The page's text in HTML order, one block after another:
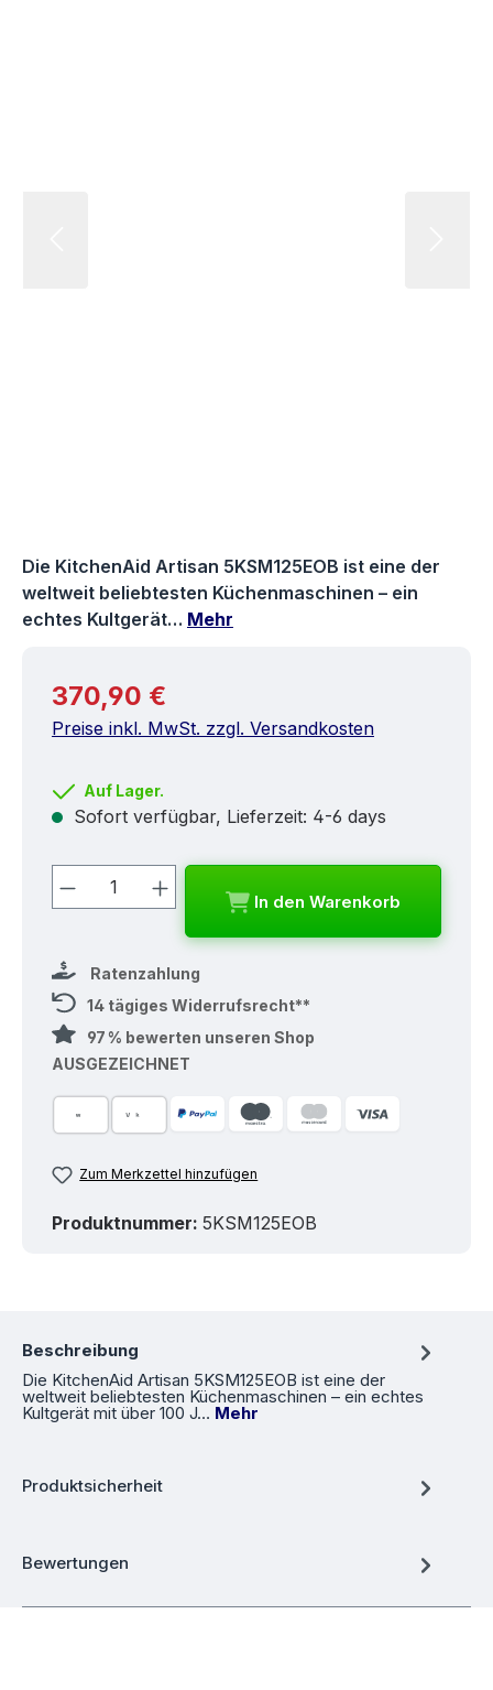
Die KitchenAid Artisan 5KSM125EOB ist eine der
weltweit beliebtesten Küchenmaschinen – ein
echtes Kultgerät… Mehr
Regulärer Preis:
370,90 €
Preise inkl. MwSt. zzgl. Versandkosten
Auf Lager.
Sofort verfügbar, Lieferzeit: 4-6 days
Produkt Anzahl: Gib den
In den Warenkorb
Ratenzahlung
14 tägiges Widerrufsrecht**
97 % bewerten unseren Shop
AUSGEZEICHNET
Zum Merkzettel hinzufügen
Produktnummer: 5KSM125EOB
Beschreibung
Die KitchenAid Artisan 5KSM125EOB ist eine der
weltweit beliebtesten Küchenmaschinen – ein echtes
Kultgerät mit über 100 J… Mehr
Produktsicherheit
Bewertungen